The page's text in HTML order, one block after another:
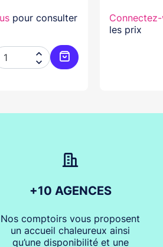
pour consulter


Ajouter au panier
les prix
+10 AGENCES
Nos comptoirs vous proposent
un accueil chaleureux ainsi
qu’une disponibilité et une